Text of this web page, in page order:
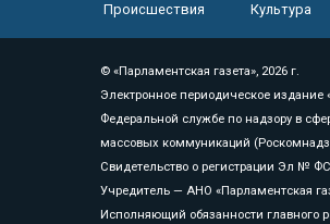
Происшествия
Культура
© «Парламентская газета», 2026 г.
Электронное периодическое издание
Федеральной службе по надзору в
массовых коммуникаций
Свидетельство о регистрации Эл №
Учредитель — АНО «Парламентская
Исполняющий обязанности главного